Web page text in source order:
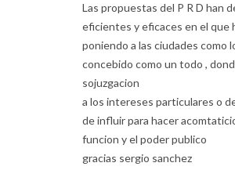
Las propuestas del P R D han
eficientes y eficaces en el que
poniendo a las ciudades como
concebido como un todo ,
sojuzgacion
a los intereses particulares o
de influir para hacer
funcion y el poder publico
gracias sergio sanchez